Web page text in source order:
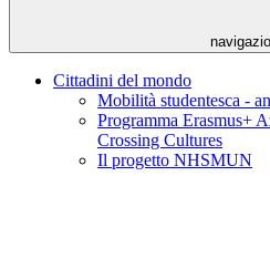
Cittadini del mondo
Mobilità studentesca -
Programma Erasmus+
Crossing Cultures
Il progetto NHSMUN